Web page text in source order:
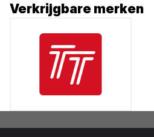
Verkrijgbare merken